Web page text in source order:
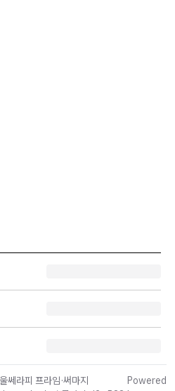
쎄라피 프라임·써마지
Powered